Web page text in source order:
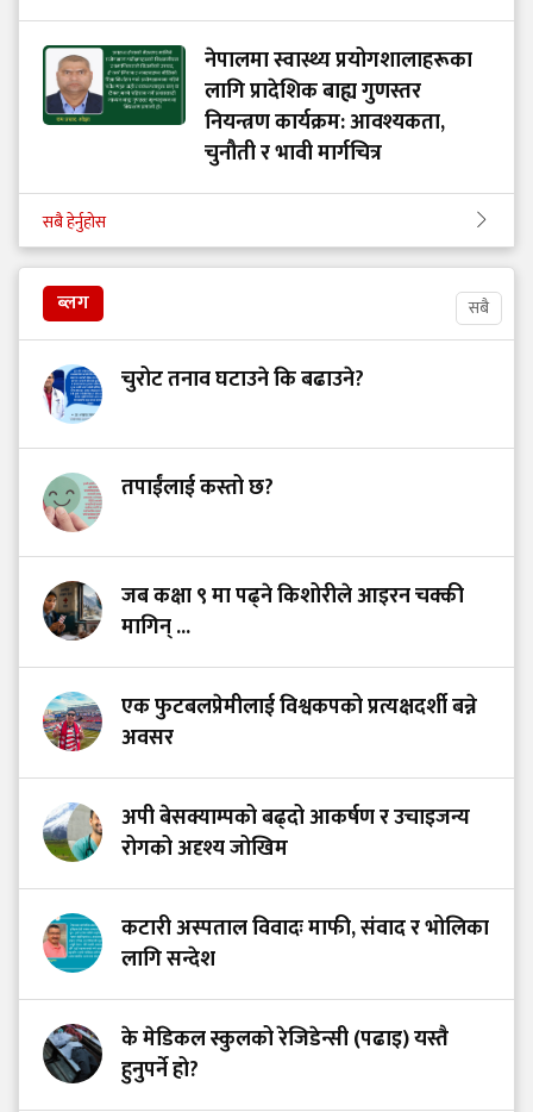
नेपालमा स्वास्थ्य प्रयोगशालाहरूका
लागि प्रादेशिक बाह्य गुणस्तर
नियन्त्रण कार्यक्रम: आवश्यकता,
चुनौती र भावी मार्गचित्र
सबै हेर्नुहोस
ब्लग सबै
चुरोट तनाव घटाउने कि बढाउने?
तपाईंलाई कस्तो छ?
जब कक्षा ९ मा पढ्ने किशोरीले आइरन चक्की
मागिन् ...
एक फुटबलप्रेमीलाई विश्वकपको प्रत्यक्षदर्शी बन्ने
अवसर
अपी बेसक्याम्पको बढ्दो आकर्षण र उचाइजन्य
रोगको अदृश्य जोखिम
कटारी अस्पताल विवादः माफी, संवाद र भोलिका
लागि सन्देश
के मेडिकल स्कुलको रेजिडेन्सी (पढाइ) यस्तै
हुनुपर्ने हो?